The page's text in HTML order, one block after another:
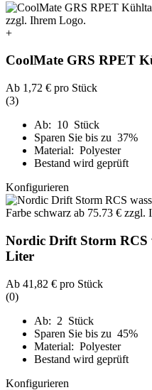
+
CoolMate GRS RPET
Ab 1,72 € pro Stück
(3)
Ab: 10 Stück
Sparen Sie bis zu 37%
Material: Polyester
Bestand wird geprüft
Konfigurieren
Nordic Drift Storm RCS
Liter
Ab 41,82 € pro Stück
(0)
Ab: 2 Stück
Sparen Sie bis zu 45%
Material: Polyester
Bestand wird geprüft
Konfigurieren